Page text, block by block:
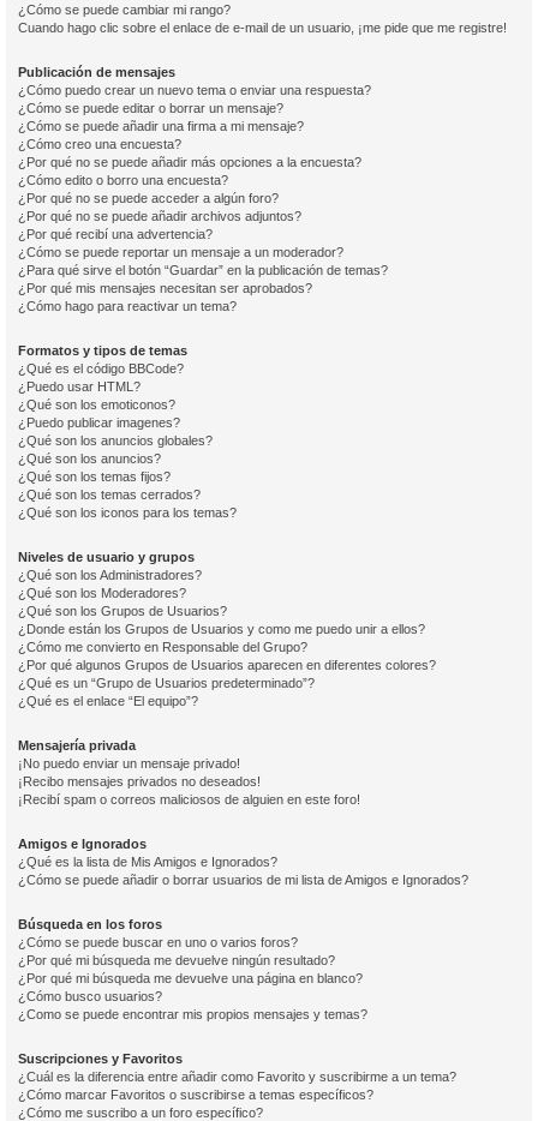
¿Cómo se puede cambiar mi rango?
Cuando hago clic sobre el enlace de e-mail de un usuario, ¡me pide que me registre!
Publicación de mensajes
¿Cómo puedo crear un nuevo tema o enviar una respuesta?
¿Cómo se puede editar o borrar un mensaje?
¿Cómo se puede añadir una firma a mi mensaje?
¿Cómo creo una encuesta?
¿Por qué no se puede añadir más opciones a la encuesta?
¿Cómo edito o borro una encuesta?
¿Por qué no se puede acceder a algún foro?
¿Por qué no se puede añadir archivos adjuntos?
¿Por qué recibí una advertencia?
¿Cómo se puede reportar un mensaje a un moderador?
¿Para qué sirve el botón “Guardar” en la publicación de temas?
¿Por qué mis mensajes necesitan ser aprobados?
¿Cómo hago para reactivar un tema?
Formatos y tipos de temas
¿Qué es el código BBCode?
¿Puedo usar HTML?
¿Qué son los emoticonos?
¿Puedo publicar imagenes?
¿Qué son los anuncios globales?
¿Qué son los anuncios?
¿Qué son los temas fijos?
¿Qué son los temas cerrados?
¿Qué son los iconos para los temas?
Niveles de usuario y grupos
¿Qué son los Administradores?
¿Qué son los Moderadores?
¿Qué son los Grupos de Usuarios?
¿Donde están los Grupos de Usuarios y como me puedo unir a ellos?
¿Cómo me convierto en Responsable del Grupo?
¿Por qué algunos Grupos de Usuarios aparecen en diferentes colores?
¿Qué es un “Grupo de Usuarios predeterminado”?
¿Qué es el enlace “El equipo”?
Mensajería privada
¡No puedo enviar un mensaje privado!
¡Recibo mensajes privados no deseados!
¡Recibí spam o correos maliciosos de alguien en este foro!
Amigos e Ignorados
¿Qué es la lista de Mis Amigos e Ignorados?
¿Cómo se puede añadir o borrar usuarios de mi lista de Amigos e Ignorados?
Búsqueda en los foros
¿Cómo se puede buscar en uno o varios foros?
¿Por qué mi búsqueda me devuelve ningún resultado?
¿Por qué mi búsqueda me devuelve una página en blanco?
¿Cómo busco usuarios?
¿Como se puede encontrar mis propios mensajes y temas?
Suscripciones y Favoritos
¿Cuál es la diferencia entre añadir como Favorito y suscribirme a un tema?
¿Cómo marcar Favoritos o suscribirse a temas específicos?
¿Cómo me suscribo a un foro específico?